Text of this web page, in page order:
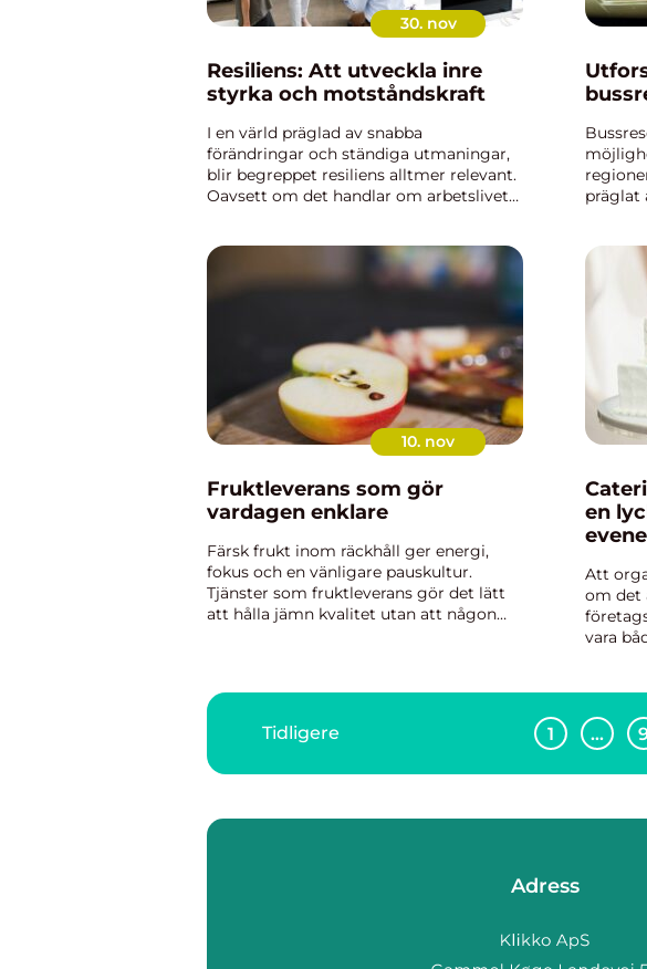
30. nov
Resiliens: Att utveckla inre
styrka och motståndskraft
I en värld präglad av snabba
förändringar och ständiga utmaningar,
blir begreppet resiliens alltmer relevant.
Oavsett om det handlar om arbetslivet
präglat
10. nov
Fruktleverans som gör
vardagen enklare
Färsk frukt inom räckhåll ger energi,
fokus och en vänligare pauskultur.
Tjänster som fruktleverans gör det lätt
att hålla jämn kvalitet utan att någon
en
Att
om det
vara
Tidligere 1 …
Adress